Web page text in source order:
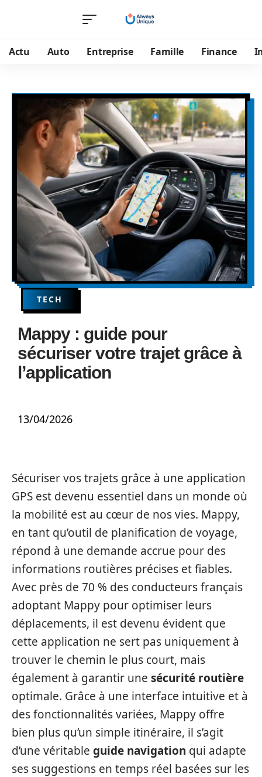
Actu Auto Entreprise Famille Finance
TECH
Mappy : guide pour
sécuriser votre trajet grâce à
l’application
13/04/2026
Sécuriser vos trajets grâce à une application
GPS est devenu essentiel dans un monde où
la mobilité est au cœur de nos vies. Mappy,
en tant qu’outil de planification de voyage,
répond à une demande accrue pour des
informations routières précises et fiables.
Avec près de 70 % des conducteurs français
adoptant Mappy pour optimiser leurs
déplacements, il est devenu évident que
cette application ne sert pas uniquement à
trouver le chemin le plus court, mais
également à garantir une sécurité routière
optimale. Grâce à une interface intuitive et à
des fonctionnalités variées, Mappy offre
bien plus qu’un simple itinéraire, il s’agit
d’une véritable guide navigation qui adapte
ses suggestions en temps réel basées sur les